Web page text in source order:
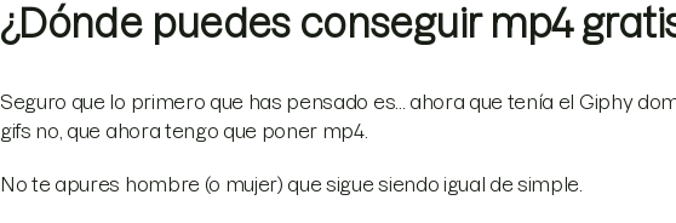
¿Dónde puedes conseguir mp4
Seguro que lo primero que has pensado es... ahora que tenía el Giphy
gifs no, que ahora tengo que poner mp4.
No te apures hombre (o mujer) que sigue siendo igual de simple.